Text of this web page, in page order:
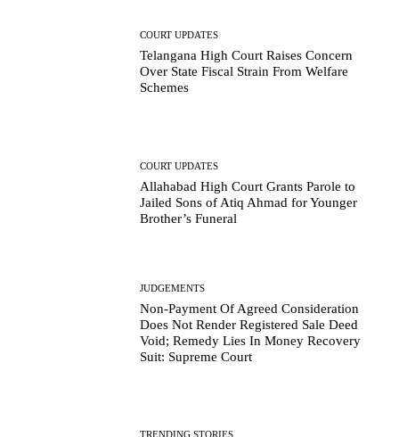
COURT UPDATES
Telangana High Court Raises Concern
Over State Fiscal Strain From Welfare
Schemes
COURT UPDATES
Allahabad High Court Grants Parole to
Jailed Sons of Atiq Ahmad for Younger
Brother’s Funeral
JUDGEMENTS
Non-Payment Of Agreed Consideration
Does Not Render Registered Sale Deed
Void; Remedy Lies In Money Recovery
Suit: Supreme Court
TRENDING STORIES